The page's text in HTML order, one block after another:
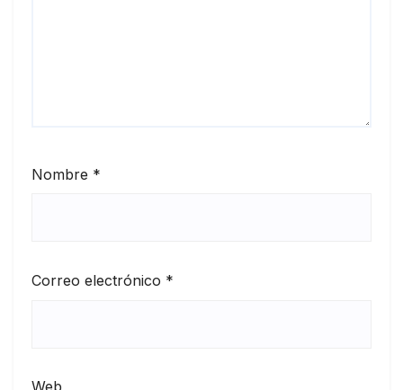
Nombre *
Correo electrónico *